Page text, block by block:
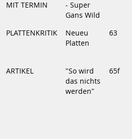
MIT TERMIN
- Super
Gans Wild
PLATTENKRITIK
Neueu
Platten
63
ARTIKEL
"So wird
das nichts
werden"
65f